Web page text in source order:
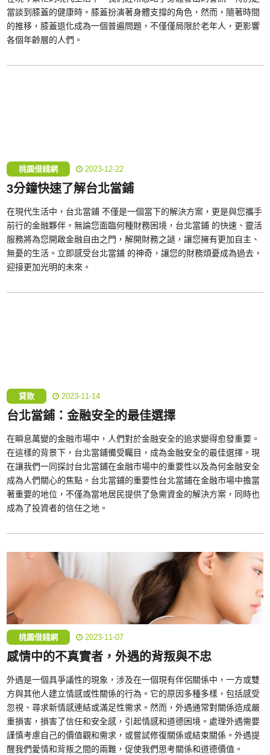
當談到膝蓋的健康時。膝蓋扮演著身體支撐的角色，然而，隨著時間
的推移，膝蓋退化成為一個普遍問題，不僅僅局限於老年人，更影響
各個年齡層的人們。
桃園借錢網 2023-12-22
3分鐘快速了解台北當鋪
在現代生活中，台北當鋪 不僅是一個當下的解決方案，更是與您攜手
前行的金融夥伴。無論您面臨何種財務困境，台北當鋪 的快速、靈活
服務將為您開啟金融自由之門，解開財務之謎，讓您擁有更加自主、
無憂的生活。立即感受台北當鋪 的神奇，讓您的財務煩憂成為過去，
迎接更加光明的未來。
貸款 2023-11-14
台北當鋪：金融安全的最佳選擇
在瞬息萬變的金融市場中，人們對於金融安全的追求變得愈發重要。
在這樣的背景下，台北當鋪備受矚目，成為金融安全的最佳選擇。現
在讓我們一同探討台北當鋪在金融市場中的重要性以及為何金融安全
成為人們關心的焦點。台北當鋪的重要性台北當鋪在金融市場中擔當
著重要的地位，不僅為當地居民提供了急需資金的解決方案，同時也
成為了投資者的信任之地。
桃園借錢網 2023-11-07
感情中的不真實者，外遇的背叛與不忠
外遇是一個具爭議性的現象，涉及在一個現有伴侶關係中，一方或雙
方與其他人建立情感或性關係的行為。它的原因多種多樣，包括感受
忽視、尋求新情感連結或滿足性需求。然而，外遇通常對關係造成嚴
重損害，損害了信任和安全感，引起情感和道德困境。處理外遇需要
謹慎考慮自己的價值觀和需求，或嘗試修復關係或結束關係。外遇提
醒我們愛情和背叛之間的兩難，促使我們思考關係和道德價值。